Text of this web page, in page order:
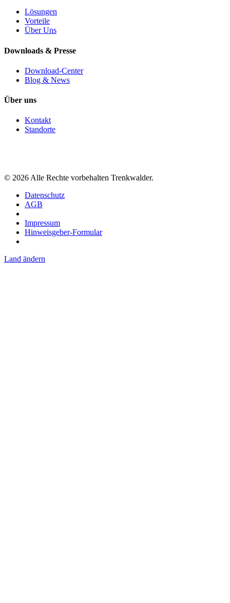
Lösungen
Vorteile
Über Uns
Downloads & Presse
Download-Center
Blog & News
Über uns
Kontakt
Standorte
© 2026 Alle Rechte vorbehalten Trenkwalder.
Datenschutz
AGB
Impressum
Hinweisgeber-Formular
Land ändern